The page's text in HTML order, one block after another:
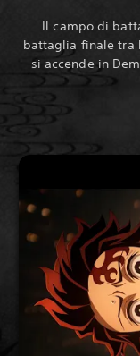
Il campo di
battaglia finale tra
si accende in